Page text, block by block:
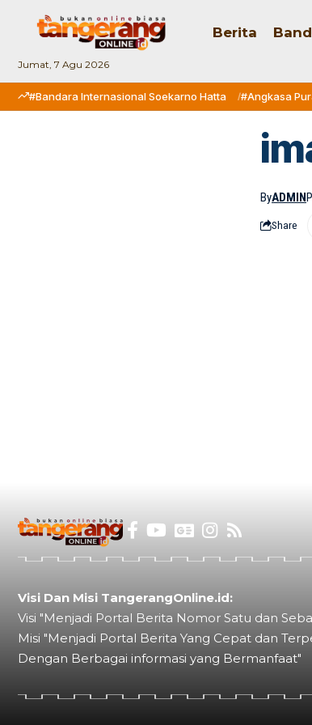
Jumat, 7 Agu 2026
Berita
#Bandara Internasional Soekarno Hatta #Angkasa
ByADMIN
Share
Visi Dan Misi TangerangOnline.id:
Visi "Menjadi Portal Berita Nomor Satu dan
Misi "Menjadi Portal Berita Yang Cepat dan
Dengan Berbagai informasi yang Bermanfaat"